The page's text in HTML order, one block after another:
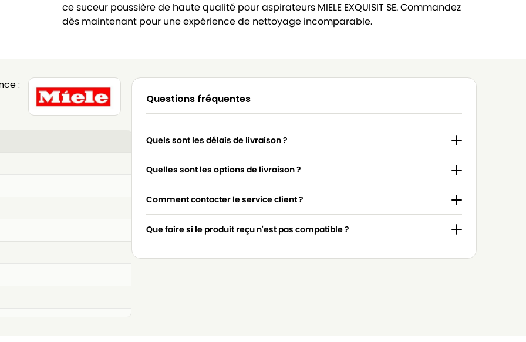
ce suceur poussière de haute qualité pour aspirateurs MIELE EXQUISIT SE. Commandez
dès maintenant pour une expérience de nettoyage incomparable.
:
Questions fréquentes
Quels sont les délais de livraison ?
Quelles sont les options de livraison ?
Comment contacter le service client ?
Que faire si le produit reçu n'est pas compatible ?